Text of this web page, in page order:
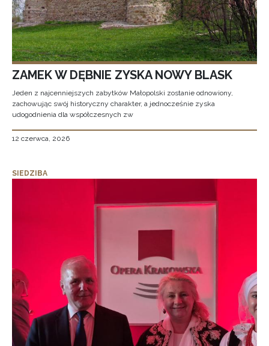
ZAMEK W DĘBNIE ZYSKA NOWY BLASK
Jeden z najcenniejszych zabytków Małopolski zostanie odnowiony,
zachowując swój historyczny charakter, a jednocześnie zyska
udogodnienia dla współczesnych zw
12 czerwca, 2026
SIEDZIBA